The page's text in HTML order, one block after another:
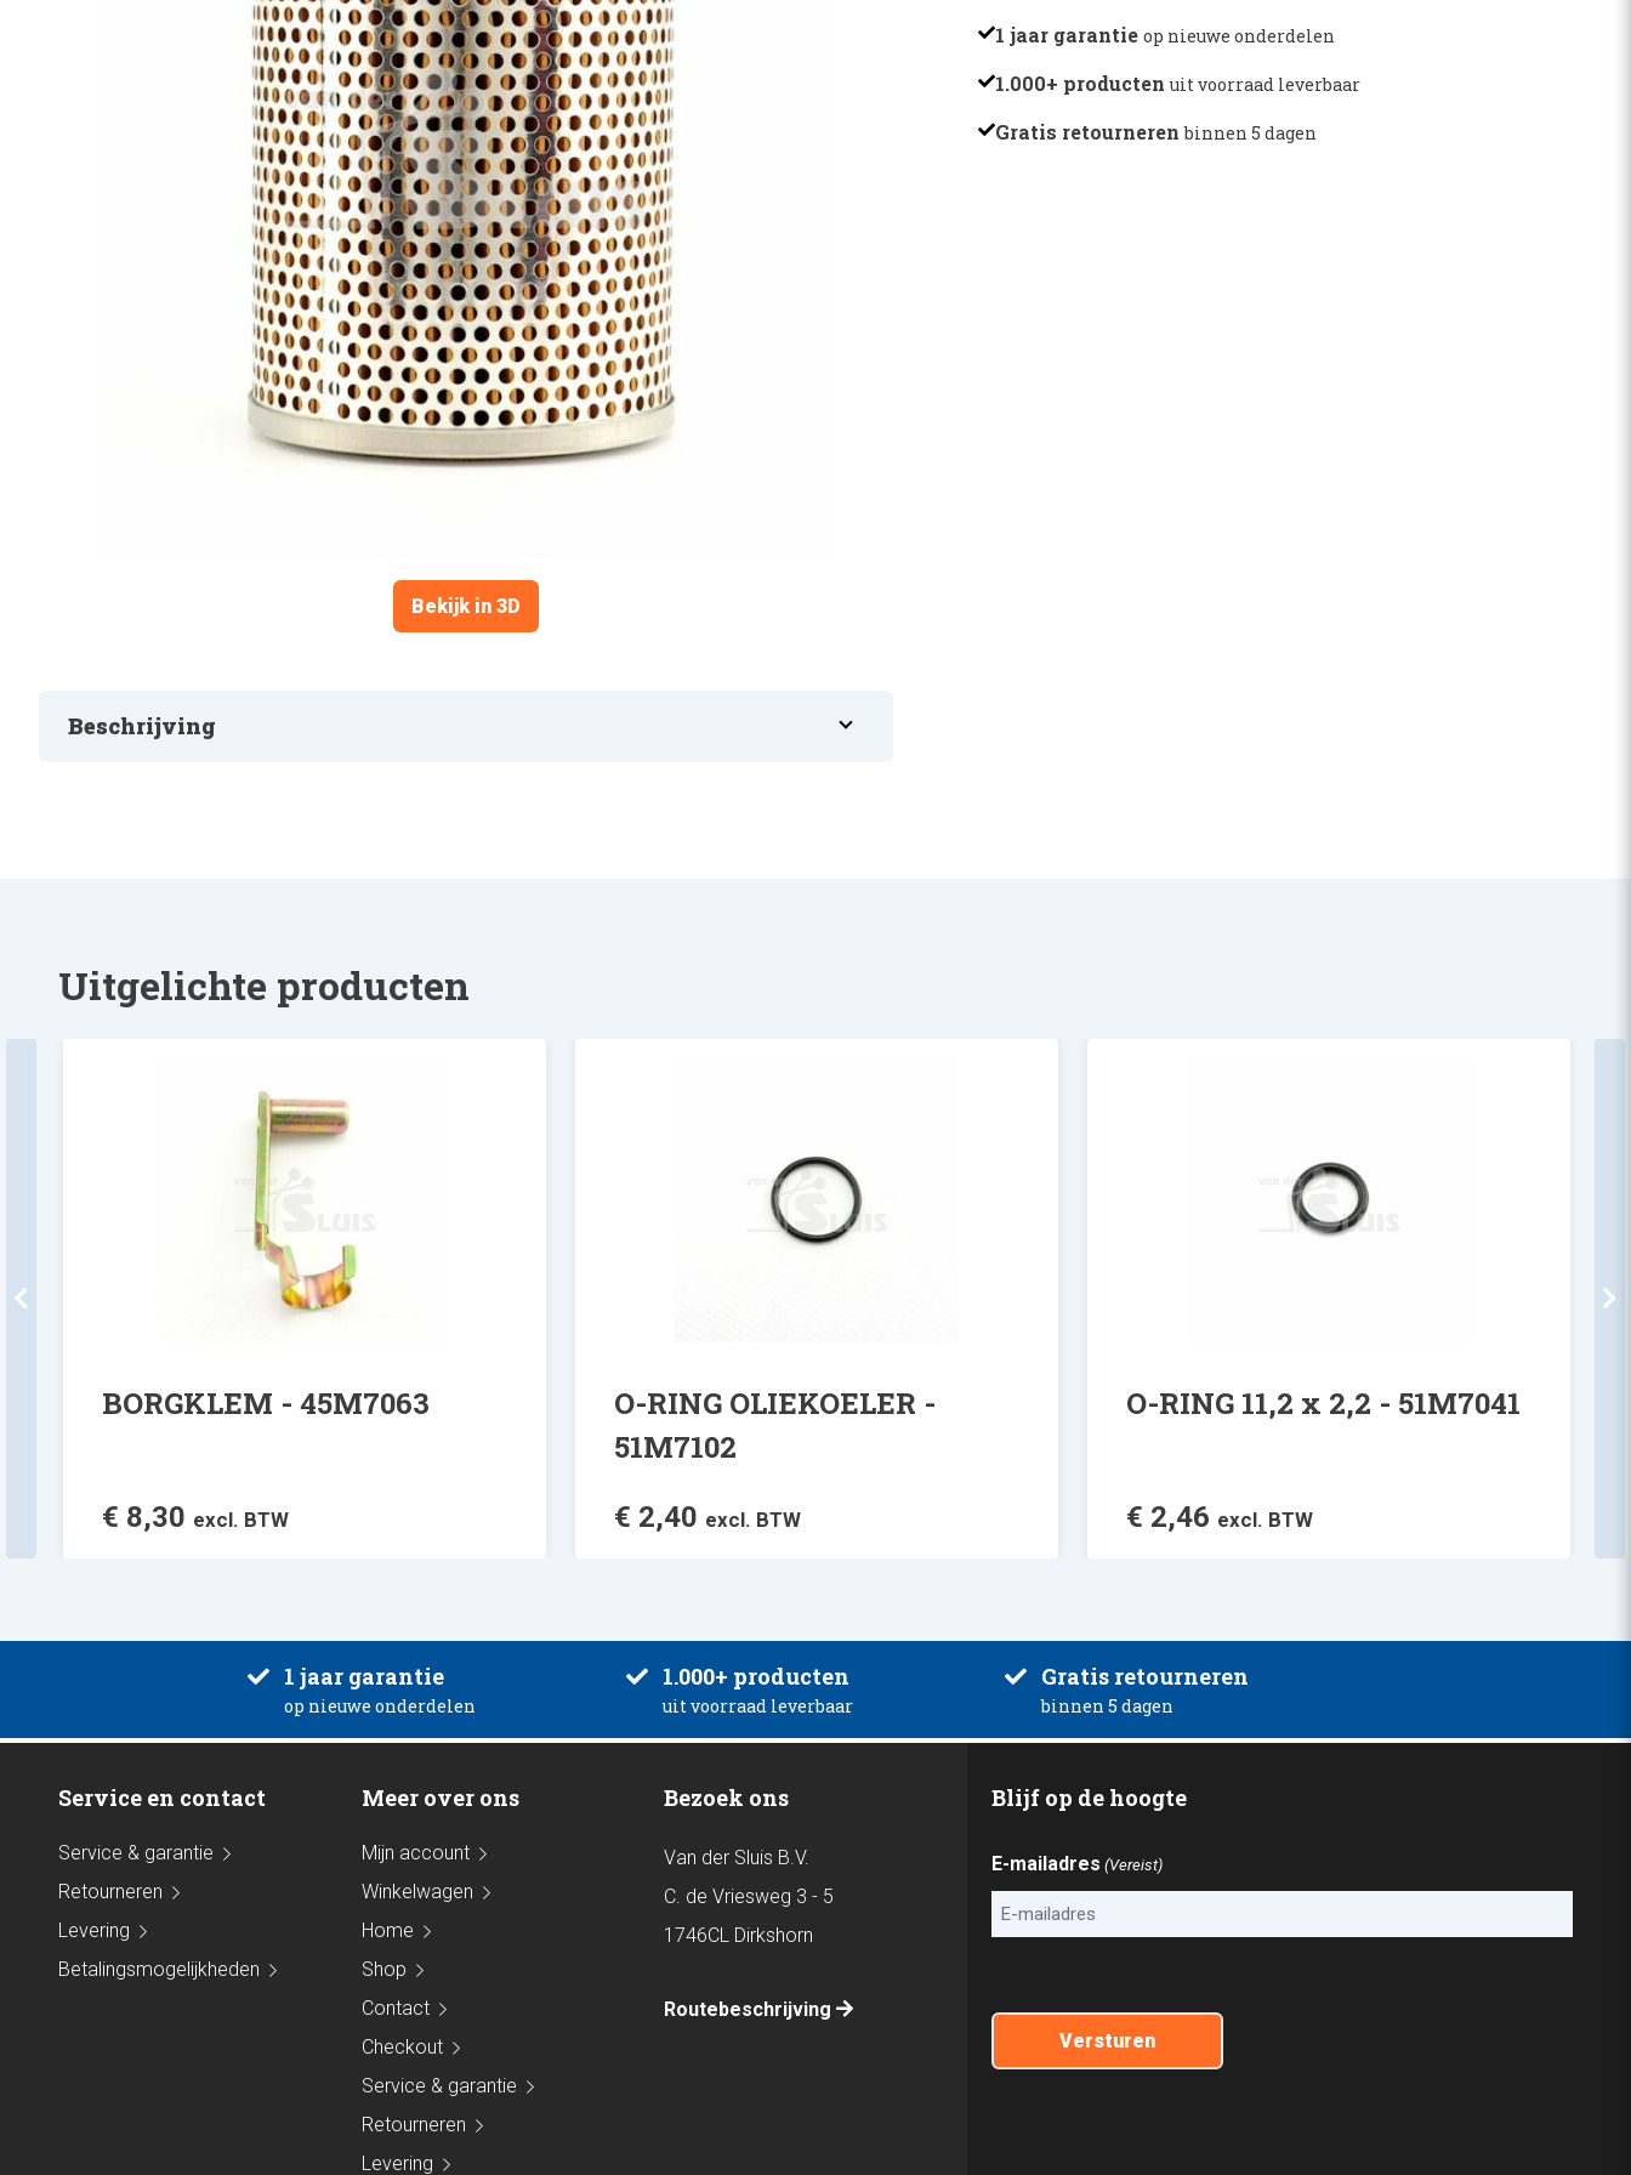
Bekijk in 3D
1 jaar garantie op nieuwe onderdelen
1.000+ producten uit voorraad leverbaar
Gratis retournerenbinnen 5 dagen
Beschrijving
Uitgelichte producten
BORGKLEM - 45M7063
€ 8,30 excl. BTW
O-RING OLIEKOELER -
51M7102
€ 2,40 excl. BTW
O-RING 11,2 x 2,2 - 51M7041
€ 2,46 excl. BTW
1 jaar garantie
op nieuwe onderdelen
1.000+ producten
uit voorraad leverbaar
Gratis retourneren
binnen 5 dagen
Service en contact
Service & garantie
Retourneren
Levering
Betalingsmogelijkheden
Meer over ons
Mijn account
Winkelwagen
Home
Shop
Contact
Checkout
Service & garantie
Retourneren
Levering
Bezoek ons
Van der Sluis B.V.
C. de Vriesweg 3 - 5
1746CL Dirkshorn
Routebeschrijving
Blijf op de hoogte
E-mailadres (Vereist)